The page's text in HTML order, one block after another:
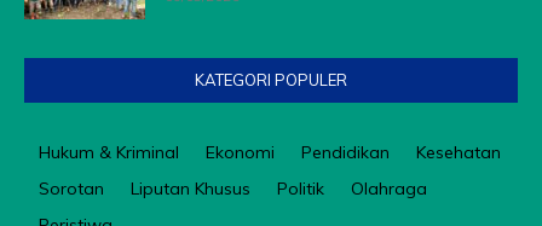
KATEGORI POPULER
Hukum & Kriminal Ekonomi Pendidikan
Kesehatan
Sorotan
Liputan Khusus Politik
Olahraga